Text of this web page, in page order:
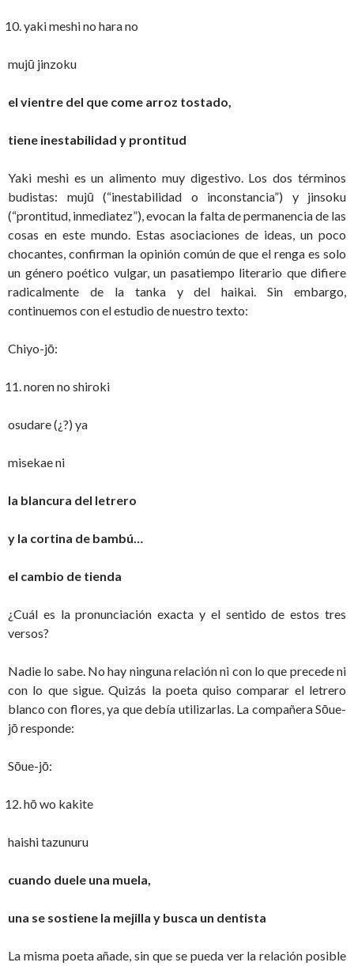
yaki meshi no hara no
mujū jinzoku
el vientre del que come arroz tostado,
tiene inestabilidad y prontitud
Yaki meshi es un alimento muy digestivo. Los dos términos
budistas: mujū (“inestabilidad o inconstancia”) y jinsoku
(“prontitud, inmediatez”), evocan la falta de permanencia de las
cosas en este mundo. Estas asociaciones de ideas, un poco
chocantes, confirman la opinión común de que el renga es solo
un género poético vulgar, un pasatiempo literario que difiere
radicalmente de la tanka y del haikai. Sin embargo,
continuemos con el estudio de nuestro texto:
Chiyo-jō:
noren no shiroki
osudare (¿?) ya
misekae ni
la blancura del letrero
y la cortina de bambú…
el cambio de tienda
¿Cuál es la pronunciación exacta y el sentido de estos tres
versos?
Nadie lo sabe. No hay ninguna relación ni con lo que precede ni
con lo que sigue. Quizás la poeta quiso comparar el letrero
blanco con flores, ya que debía utilizarlas. La compañera Sōue-
jō responde:
Sōue-jō:
hō wo kakite
haishi tazunuru
cuando duele una muela,
una se sostiene la mejilla y busca un dentista
La misma poeta añade, sin que se pueda ver la relación posible